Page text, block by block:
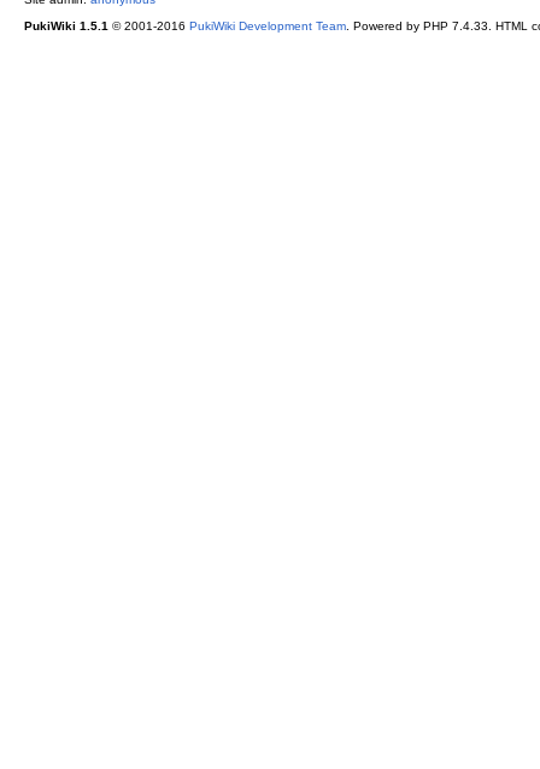
PukiWiki 1.5.1 © 2001-2016 PukiWiki Development Team. Powered by PHP 7.4.33. HTML